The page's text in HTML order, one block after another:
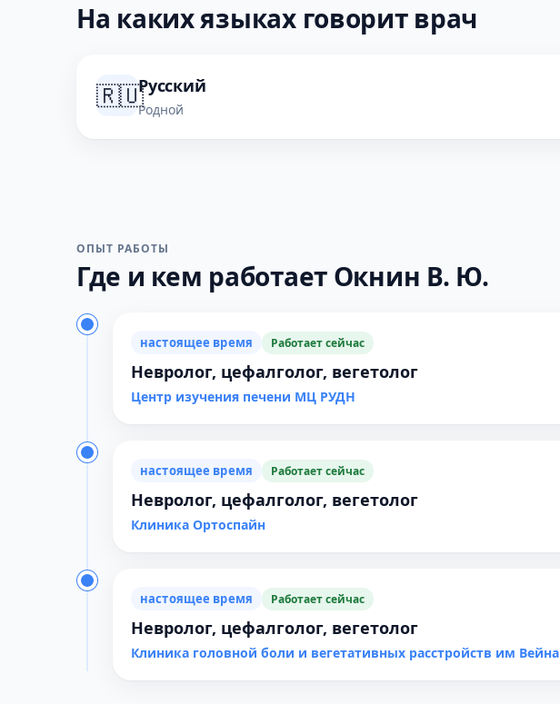
На каких языках говорит врач
🇷🇺Русский
Родной
ОПЫТ РАБОТЫ
Где и кем работает Окнин В. Ю.
настоящее время Работает сейчас
Невролог, цефалголог, вегетолог
Центр изучения печени МЦ РУДН
настоящее время Работает сейчас
Невролог, цефалголог, вегетолог
Клиника Ортоспайн
настоящее время Работает сейчас
Невролог, цефалголог, вегетолог
Клиника головной боли и вегетативных расстройств им Вейна